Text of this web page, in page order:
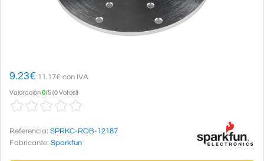
9.23€ 11.17€ con IVA
Valoración0/5(0 Votos!)
Referencia: SPRKC-ROB-12187
Fabricante: Sparkfun